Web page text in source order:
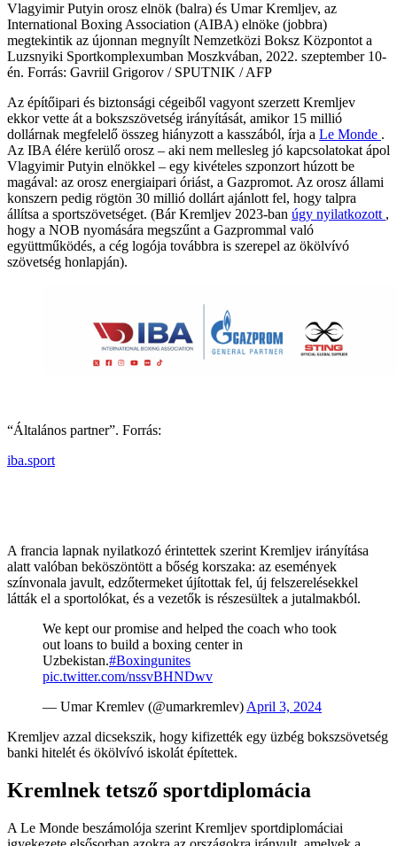
Vlagyimir Putyin orosz elnök (balra) és Umar Kremljev, az
International Boxing Association (AIBA) elnöke (jobbra)
megtekintik az újonnan megnyílt Nemzetközi Boksz Központot a
Luzsnyiki Sportkomplexumban Moszkvában, 2022. szeptember 10-
én. Forrás: Gavriil Grigorov / SPUTNIK / AFP
Az építőipari és biztonsági cégeiből vagyont szerzett Kremljev
ekkor vette át a bokszszövetség irányítását, amikor 15 millió
dollárnak megfelelő összeg hiányzott a kasszából, írja a Le Monde .
Az IBA élére kerülő orosz – aki nem mellesleg jó kapcsolatokat ápol
Vlagyimir Putyin elnökkel – egy kivételes szponzort húzott be
magával: az orosz energiaipari óriást, a Gazpromot. Az orosz állami
konszern pedig rögtön 30 millió dollárt ajánlott fel, hogy talpra
állítsa a sportszövetséget. (Bár Kremljev 2023-ban úgy nyilatkozott ,
hogy a NOB nyomására megszűnt a Gazprommal való
együttműködés, a cég logója továbbra is szerepel az ökölvívó
szövetség honlapján).
“Általános partner”. Forrás:
iba.sport
A francia lapnak nyilatkozó érintettek szerint Kremljev irányítása
alatt valóban beköszöntött a bőség korszaka: az események
színvonala javult, edzőtermeket újítottak fel, új felszerelésekkel
látták el a sportolókat, és a vezetők is részesültek a jutalmakból.
We kept our promise and helped the coach who took
out loans to build a boxing center in
Uzbekistan.#Boxingunites
pic.twitter.com/nssvBHNDwv
— Umar Kremlev (@umarkremlev) April 3, 2024
Kremljev azzal dicsekszik, hogy kifizették egy üzbég bokszsövetség
banki hitelét és ökölvívó iskolát építettek.
Kremlnek tetsző sportdiplomácia
A Le Monde beszámolója szerint Kremljev sportdiplomáciai